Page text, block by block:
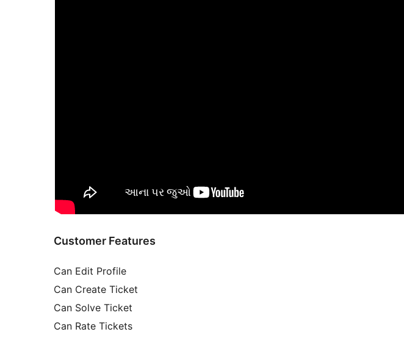
Customer Features
Can Edit Profile
Can Create Ticket
Can Solve Ticket
Can Rate Tickets